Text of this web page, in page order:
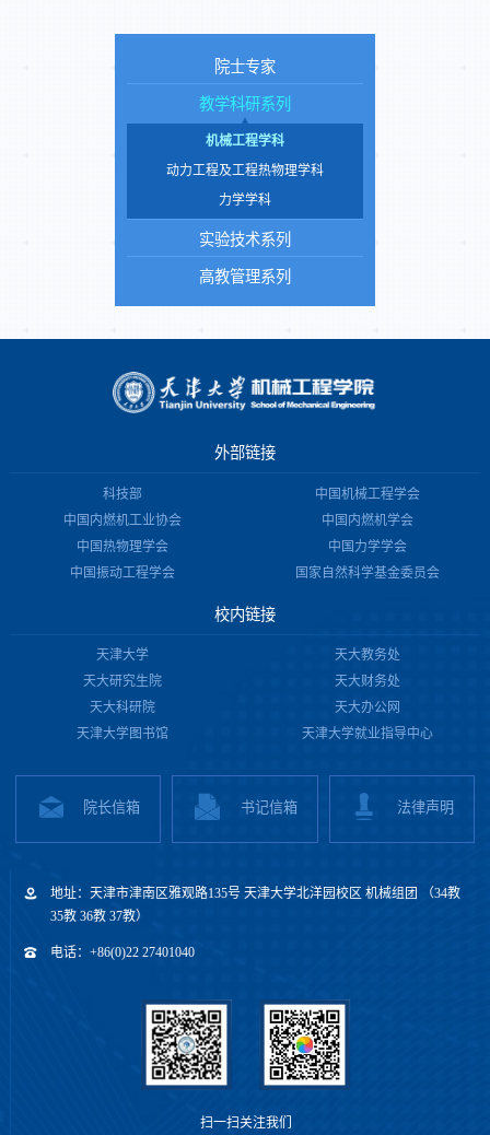
院士专家
教学科研系列
机械工程学科
动力工程及工程热物理学科
力学学科
实验技术系列
高教管理系列
外部链接
科技部
中国机械工程学会
中国内燃机工业协会
中国内燃机学会
中国热物理学会
中国力学学会
中国振动工程学会
国家自然科学基金委员会
校内链接
天津大学
天大教务处
天大研究生院
天大财务处
天大科研院
天大办公网
天津大学图书馆
天津大学就业指导中心
院长信箱 书记信箱 法律声明
地址：天津市津南区雅观路135号 天津大学北洋园校区 机械组团 （34教
35教 36教 37教）
电话：+86(0)22 27401040
扫一扫关注我们